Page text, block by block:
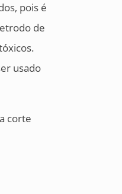
pois é
de
usado
corte